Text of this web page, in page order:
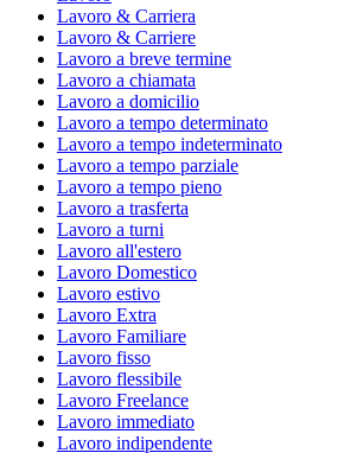
Lavoro & Carriera
Lavoro & Carriere
Lavoro a breve termine
Lavoro a chiamata
Lavoro a domicilio
Lavoro a tempo determinato
Lavoro a tempo indeterminato
Lavoro a tempo parziale
Lavoro a tempo pieno
Lavoro a trasferta
Lavoro a turni
Lavoro all'estero
Lavoro Domestico
Lavoro estivo
Lavoro Extra
Lavoro Familiare
Lavoro fisso
Lavoro flessibile
Lavoro Freelance
Lavoro immediato
Lavoro indipendente